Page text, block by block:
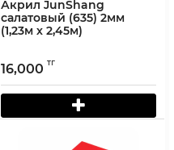
Акрил JunShang
салатовый (635) 2мм
(1,23м х 2,45м)
16,000 тг